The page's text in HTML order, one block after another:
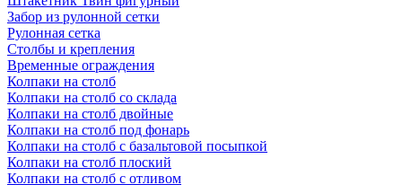
Забор из рулонной сетки
Рулонная сетка
Столбы и крепления
Временные ограждения
Колпаки на столб
Колпаки на столб со склада
Колпаки на столб двoйные
Колпаки на столб под фонарь
Колпаки на столб с базальтовой посыпкой
Колпаки на столб плоский
Колпаки на столб с отливом